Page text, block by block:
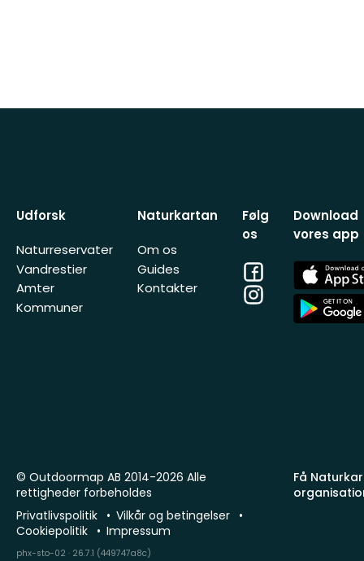
Udforsk
Naturreservater
Vandrestier
Amter
Kommuner
Naturkartan
Om os
Guides
Kontakter
Følg
os
Facebook
Instagram
Download
vores app
App
Store
App
Store
Få
© Outdoormap AB 2014-2026 Alle
rettigheder forbeholdes
Privatlivspolitik
Vilkår og betingelser
Cookiepolitik
Impressum
phx-sto-02 · 26.7.1 (449747a8c)